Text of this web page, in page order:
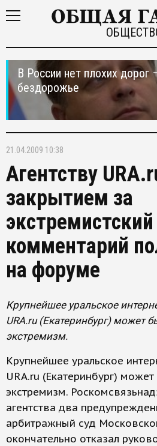
В России нет плохих дорог
бездорожье
21.04.2009 10:38
Агентству
закрытием за
экстремистский
комментарий
на форуме
Крупнейшее уральское
URA.ru (Екатеринбург) может
экстремизм.
Крупнейшее уральское
URA.ru (Екатеринбург)
экстремизм.
агентства два
арбитражный суд
окончательно отказал